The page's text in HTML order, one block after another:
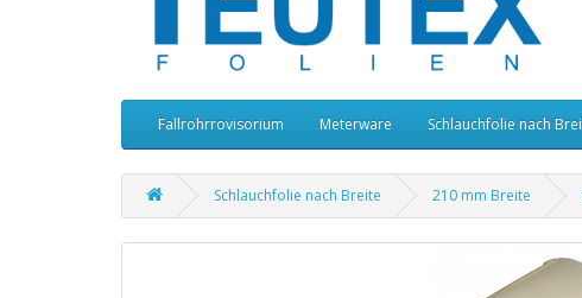
Fallrohrrovisorium Meterware Schlauchfolie nach
Schlauchfolie nach Breite 210 mm Breite